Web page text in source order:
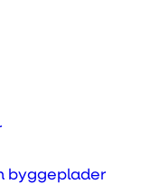
byggeplader